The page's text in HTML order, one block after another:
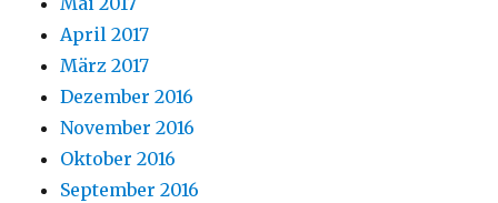
April 2017
März 2017
Dezember 2016
November 2016
Oktober 2016
September 2016